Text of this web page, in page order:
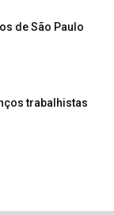
de São Paulo
trabalhistas